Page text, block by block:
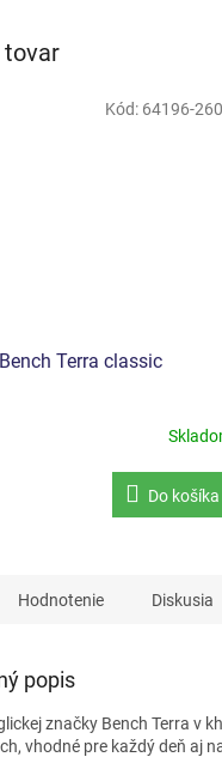
tovar
Terra classic
Do košíka
Kód: 64196-
Hodnotenie Diskusia
popis
značky Bench Terra v
vhodné pre každý deň aj